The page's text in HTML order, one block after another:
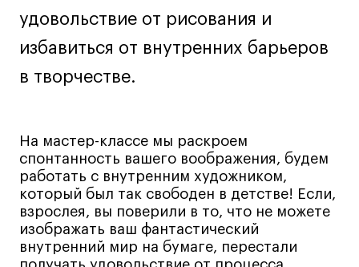
Специалист кино- и медиапродакшена
Графический дизайнер
Цифровой маркетолог
Технолог-конструктор одежды
Все программы
Для школьников
Интенсивы
Среднесрочные
удовольствие от рисования и
избавиться от внутренних барьеров
в творчестве.
На мастер-классе мы раскроем
спонтанность вашего воображения, будем
работать с внутренним художником,
который был так свободен в детстве! Если,
взрослея, вы поверили в то, что не можете
изображать ваш фантастический
внутренний мир на бумаге, перестали